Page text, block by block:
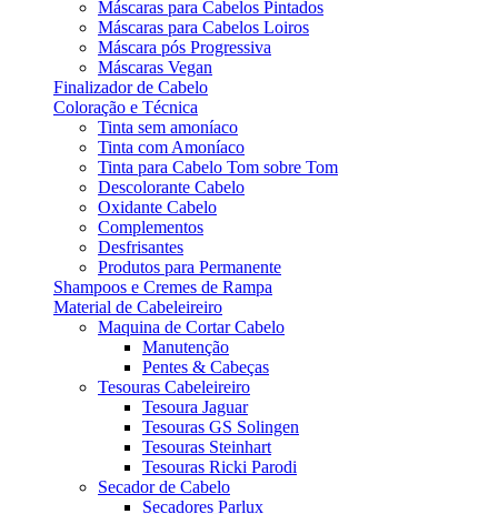
Máscaras para Cabelos Pintados
Máscaras para Cabelos Loiros
Máscara pós Progressiva
Máscaras Vegan
Finalizador de Cabelo
Coloração e Técnica
Tinta sem amoníaco
Tinta com Amoníaco
Tinta para Cabelo Tom sobre Tom
Descolorante Cabelo
Oxidante Cabelo
Complementos
Desfrisantes
Produtos para Permanente
Shampoos e Cremes de Rampa
Material de Cabeleireiro
Maquina de Cortar Cabelo
Manutenção
Pentes & Cabeças
Tesouras Cabeleireiro
Tesoura Jaguar
Tesouras GS Solingen
Tesouras Steinhart
Tesouras Ricki Parodi
Secador de Cabelo
Secadores Parlux